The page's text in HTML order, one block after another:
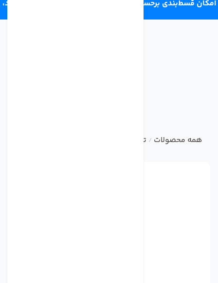
امکان قسط‌بندی برحسب اعتبار ترب‌پی 4 قسط ماهانه. بدون سود،
همه محصولات / تصفیه آب صنعتی و نیمه صنعتی